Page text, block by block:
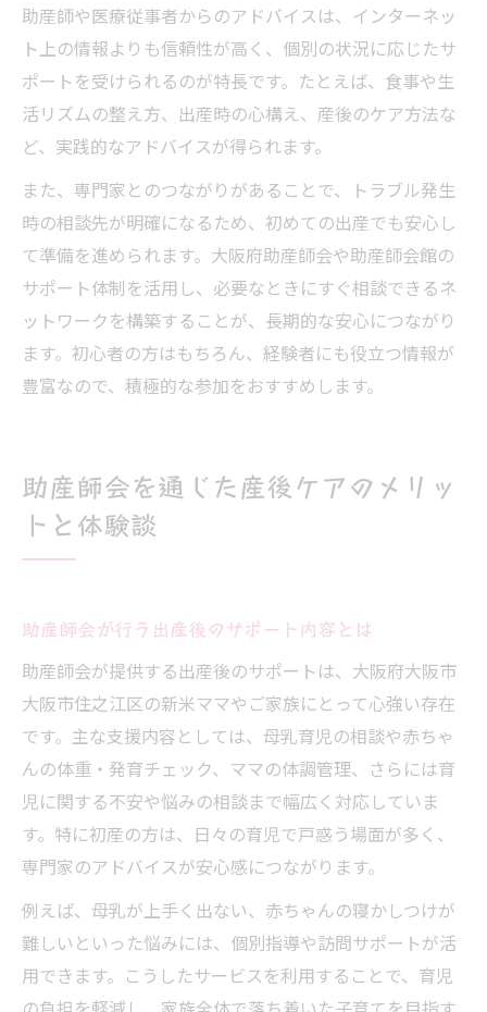
助産師や医療従事者からのアドバイスは、インターネッ
ト上の情報よりも信頼性が高く、個別の状況に応じたサ
ポートを受けられるのが特長です。たとえば、食事や生
活リズムの整え方、出産時の心構え、産後のケア方法な
ど、実践的なアドバイスが得られます。
また、専門家とのつながりがあることで、トラブル発生
時の相談先が明確になるため、初めての出産でも安心し
て準備を進められます。大阪府助産師会や助産師会館の
サポート体制を活用し、必要なときにすぐ相談できるネ
ットワークを構築することが、長期的な安心につながり
ます。初心者の方はもちろん、経験者にも役立つ情報が
豊富なので、積極的な参加をおすすめします。
助産師会を通じた産後ケアのメリッ
トと体験談
助産師会が行う出産後のサポート内容とは
助産師会が提供する出産後のサポートは、大阪府大阪市
大阪市住之江区の新米ママやご家族にとって心強い存在
です。主な支援内容としては、母乳育児の相談や赤ちゃ
んの体重・発育チェック、ママの体調管理、さらには育
児に関する不安や悩みの相談まで幅広く対応していま
す。特に初産の方は、日々の育児で戸惑う場面が多く、
専門家のアドバイスが安心感につながります。
例えば、母乳が上手く出ない、赤ちゃんの寝かしつけが
難しいといった悩みには、個別指導や訪問サポートが活
用できます。こうしたサービスを利用することで、育児